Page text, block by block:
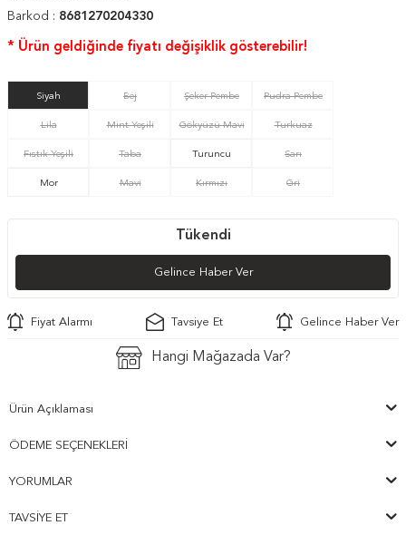
Barkod : 8681270204330
* Ürün geldiğinde fiyatı değişiklik gösterebilir!
Siyah Bej Şeker Pembe Pudra Pembe
Lila Mint Yeşili Gökyüzü Mavi Turkuaz
Fıstık Yeşili Taba Turuncu Sarı
Mor Mavi Kırmızı Gri
Tükendi
Gelince Haber Ver
Fiyat Alarmı Tavsiye Et Gelince Haber Ver
Hangi Mağazada Var?
Ürün Açıklaması
ÖDEME SEÇENEKLERI
YORUMLAR
TAVSIYE ET